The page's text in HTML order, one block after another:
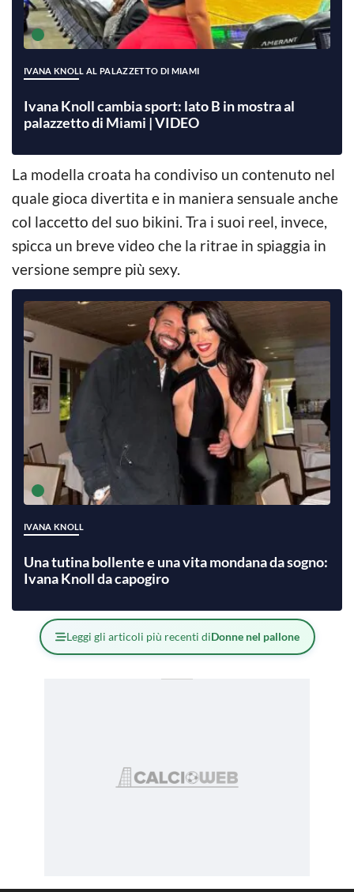
IVANA KNOLL AL PALAZZETTO DI MIAMI
Ivana Knoll cambia sport: lato B in mostra al
palazzetto di Miami | VIDEO
La modella croata ha condiviso un contenuto nel
quale gioca divertita e in maniera sensuale anche
col laccetto del suo bikini. Tra i suoi reel, invece,
spicca un breve video che la ritrae in spiaggia in
versione sempre più sexy.
IVANA KNOLL
Una tutina bollente e una vita mondana da sogno:
Ivana Knoll da capogiro
Leggi gli articoli più recenti diDonne nel pallone